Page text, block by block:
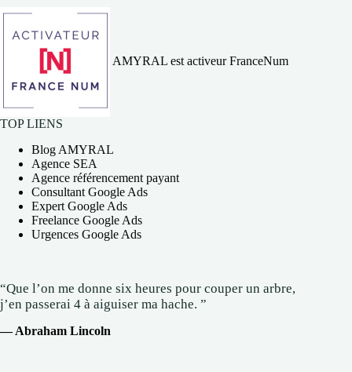
AMYRAL est activeur FranceNum
TOP LIENS
Blog AMYRAL
Agence SEA
Agence référencement payant
Consultant Google Ads
Expert Google Ads
Freelance Google Ads
Urgences Google Ads
“Que l’on me donne six heures pour couper un arbre,
j’en passerai 4 à aiguiser ma hache. ”
— Abraham Lincoln